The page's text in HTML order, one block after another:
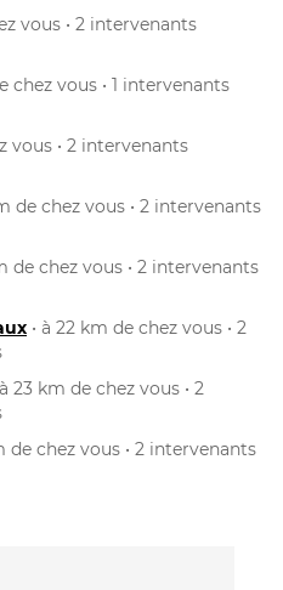
vous • 2 intervenants
chez vous • 1 intervenants
vous • 2 intervenants
de chez vous • 2 intervenants
de chez vous • 2 intervenants
• à 22 km de chez vous • 2
à 23 km de chez vous • 2
de chez vous • 2 intervenants